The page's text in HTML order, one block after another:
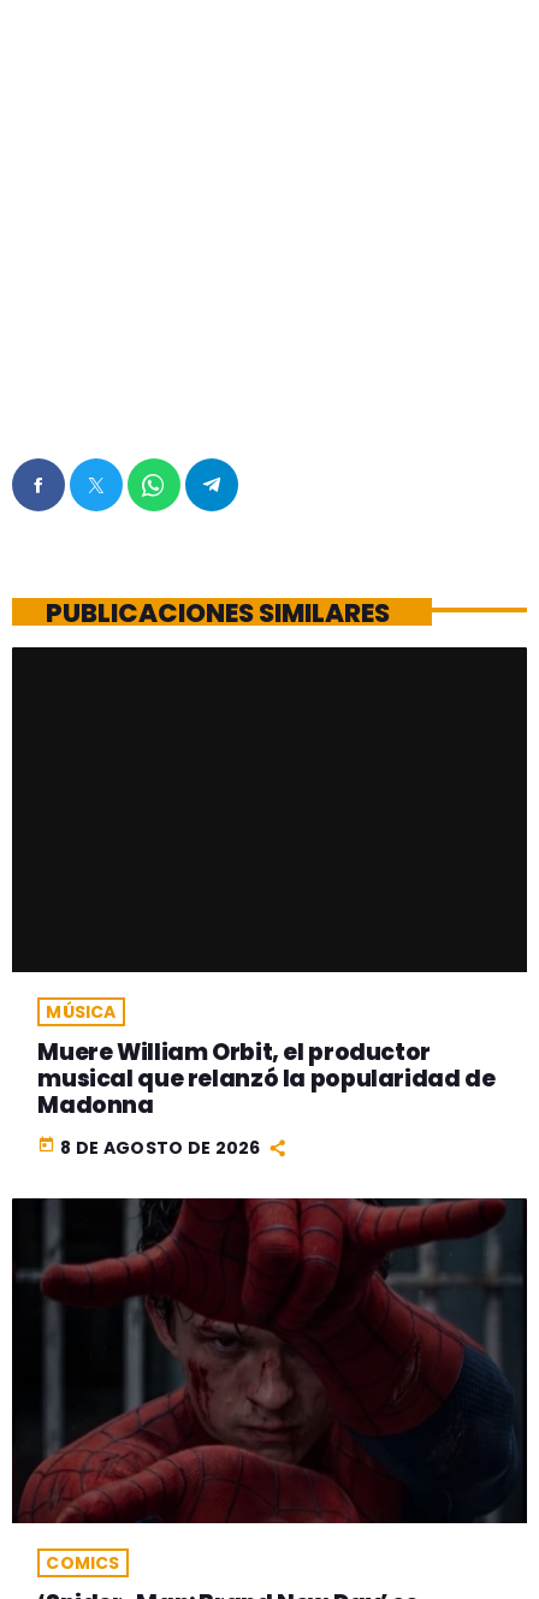
PUBLICACIONES SIMILARES
MÚSICA
Muere William Orbit, el productor
musical que relanzó la popularidad de
Madonna
today 8 DE AGOSTO DE 2026
COMICS